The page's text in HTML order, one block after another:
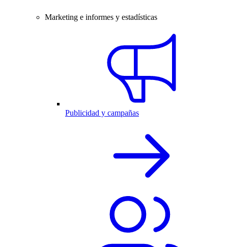
Marketing e informes y estadísticas
Publicidad y campañas